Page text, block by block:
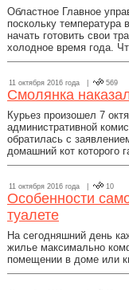
Областное Главное
поскольку температура
начать готовить свои
холодное время года.
11 октября 2016 года | 569
Смолянка
Курьез произошел 7
административной
обратилась с
домашний кот которого
11 октября 2016 года | 10
Особенности
туалете
На сегодняшний день
жилье максимально
помещении в доме или